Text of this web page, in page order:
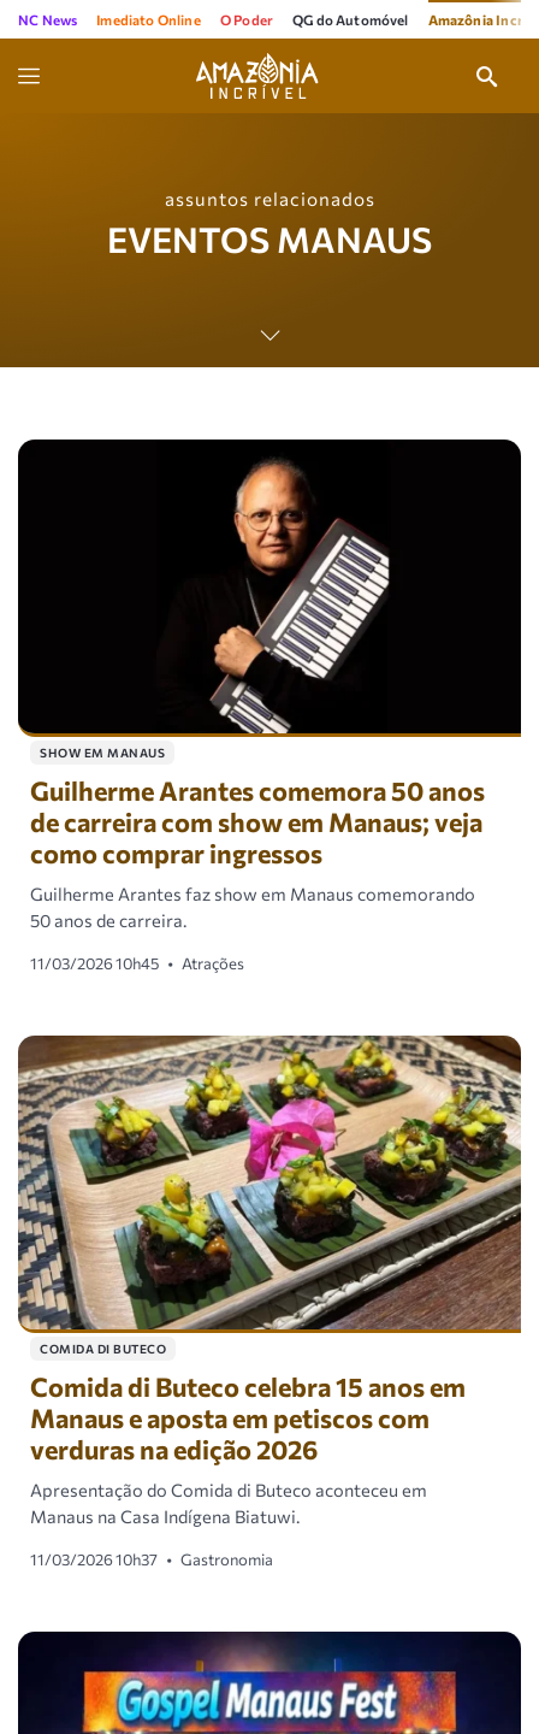
NC News Imediato Online O Poder QG do Automóvel Amazônia
assuntos relacionados
EVENTOS MANAUS
SHOW EM MANAUS
Guilherme Arantes comemora 50 anos
de carreira com show em Manaus; veja
como comprar ingressos
Guilherme Arantes faz show em Manaus comemorando
50 anos de carreira.
11/03/2026 10h45 • Atrações
COMIDA DI BUTECO
Comida di Buteco celebra 15 anos em
Manaus e aposta em petiscos com
verduras na edição 2026
Apresentação do Comida di Buteco aconteceu em
Manaus na Casa Indígena Biatuwi.
11/03/2026 10h37 • Gastronomia